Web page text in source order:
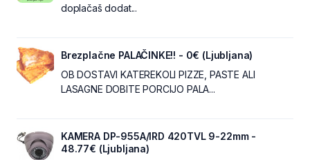
doplačaš dodat...
Brezplačne PALAČINKE!! - 0€ (Ljubljana)
OB DOSTAVI KATEREKOLI PIZZE, PASTE ALI
LASAGNE DOBITE PORCIJO PALA...
KAMERA DP-955A/IRD 420TVL 9-22mm -
48.77€ (Ljubljana)